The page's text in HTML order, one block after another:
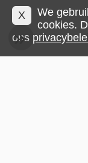
Een andere
Tassen en
waaronder
bekende merken
X
We
cookies.
ons